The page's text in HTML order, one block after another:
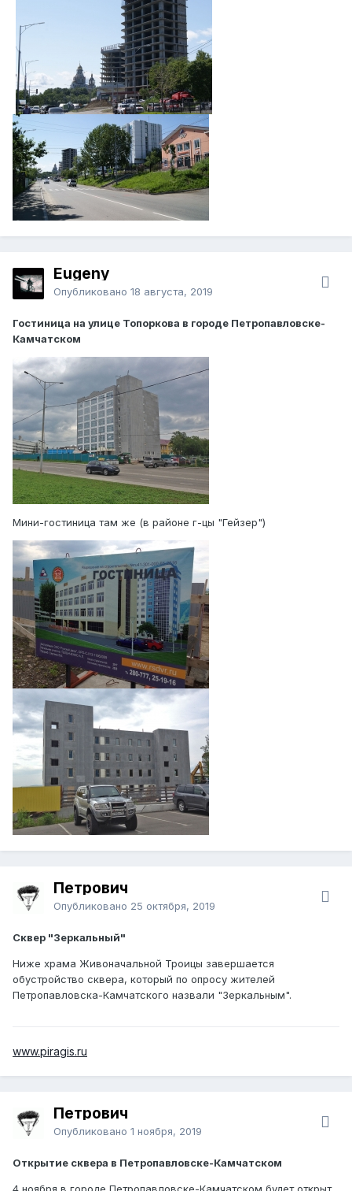
Eugeny
Опубликовано 18 августа, 2019
Гостиница на улице Топоркова в городе Петропавловске-
Камчатском
Мини-гостиница там же (в районе г-цы "Гейзер")
Петрович
Опубликовано 25 октября, 2019
Сквер "Зеркальный"
Ниже храма Живоначальной Троицы завершается
обустройство сквера, который по опросу жителей
Петропавловска-Камчатского назвали "Зеркальным".
www.piragis.ru
Петрович
Опубликовано 1 ноября, 2019
Открытие сквера в Петропавловске-Камчатском
4 ноября в городе Петропавловске-Камчатском будет открыт